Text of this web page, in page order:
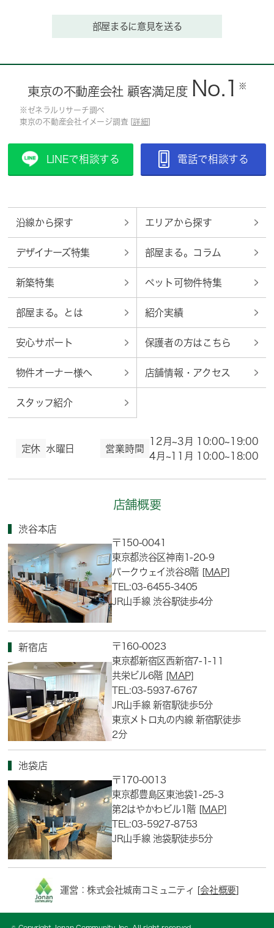
部屋まるに意見を送る
東京の不動産会社 顧客満足度 No.1 ※
※ゼネラルリサーチ調べ
東京の不動産会社イメージ調査 [ 詳細
LINEで相談する 電話で相談する
沿線から探す エリアから探す
デザイナーズ特集 部屋まる。コラム
新築特集 ペット可物件特集
部屋まる。とは 紹介実績
安心サポート 保護者の方はこちら
物件オーナー様へ 店舗情報・アクセス
スタッフ紹介
定休 水曜日 営業時間
12月~3月 10:00~19:00
4月~11月 10:00~18:00
店舗概要
渋谷本店
〒150-0041
東京都渋谷区神南1-20-9
パークウェイ渋谷8階 [MAP]
TEL:03-6455-3405
JR山手線 渋谷駅徒歩4分
新宿店
〒160-0023
東京都新宿区西新宿7-1-11
共栄ビル6階 [MAP]
TEL:03-5937-6767
JR山手線 新宿駅徒歩5分
東京メトロ丸の内線 新宿駅徒歩
2分
池袋店
〒170-0013
東京都豊島区東池袋1-25-3
第2はやかわビル1階 [MAP]
TEL:03-5927-8753
JR山手線 池袋駅徒歩5分
運営：株式会社城南コミュニティ [会社概要]